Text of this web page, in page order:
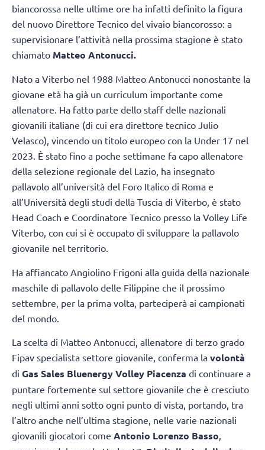
biancorossa nelle ultime ore ha infatti definito la figura
del nuovo Direttore Tecnico del vivaio biancorosso: a
supervisionare l’attività nella prossima stagione è stato
chiamato Matteo Antonucci.
Nato a Viterbo nel 1988 Matteo Antonucci nonostante la
giovane età ha già un curriculum importante come
allenatore. Ha fatto parte dello staff delle nazionali
giovanili italiane (di cui era direttore tecnico Julio
Velasco), vincendo un titolo europeo con la Under 17 nel
2023. È stato fino a poche settimane fa capo allenatore
della selezione regionale del Lazio, ha insegnato
pallavolo all’università del Foro Italico di Roma e
all’Università degli studi della Tuscia di Viterbo, è stato
Head Coach e Coordinatore Tecnico presso la Volley Life
Viterbo, con cui si è occupato di sviluppare la pallavolo
giovanile nel territorio.
Ha affiancato Angiolino Frigoni alla guida della nazionale
maschile di pallavolo delle Filippine che il prossimo
settembre, per la prima volta, parteciperà ai campionati
del mondo.
La scelta di Matteo Antonucci, allenatore di terzo grado
Fipav specialista settore giovanile, conferma la volontà
di Gas Sales Bluenergy Volley Piacenza di continuare a
puntare fortemente sul settore giovanile che è cresciuto
negli ultimi anni sotto ogni punto di vista, portando, tra
l’altro anche nell’ultima stagione, nelle varie nazionali
giovanili giocatori come Antonio Lorenzo Basso,